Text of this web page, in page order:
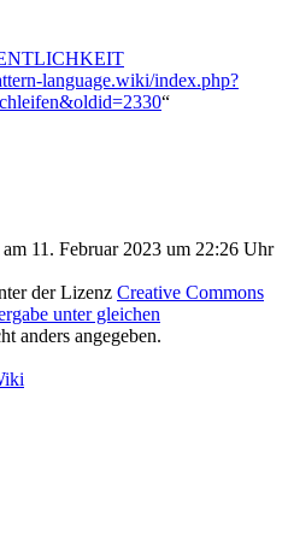
language.wiki/index.php?
“
11. Februar 2023 um 22:26 Uhr
der Lizenz Creative Commons
unter gleichen
anders angegeben.